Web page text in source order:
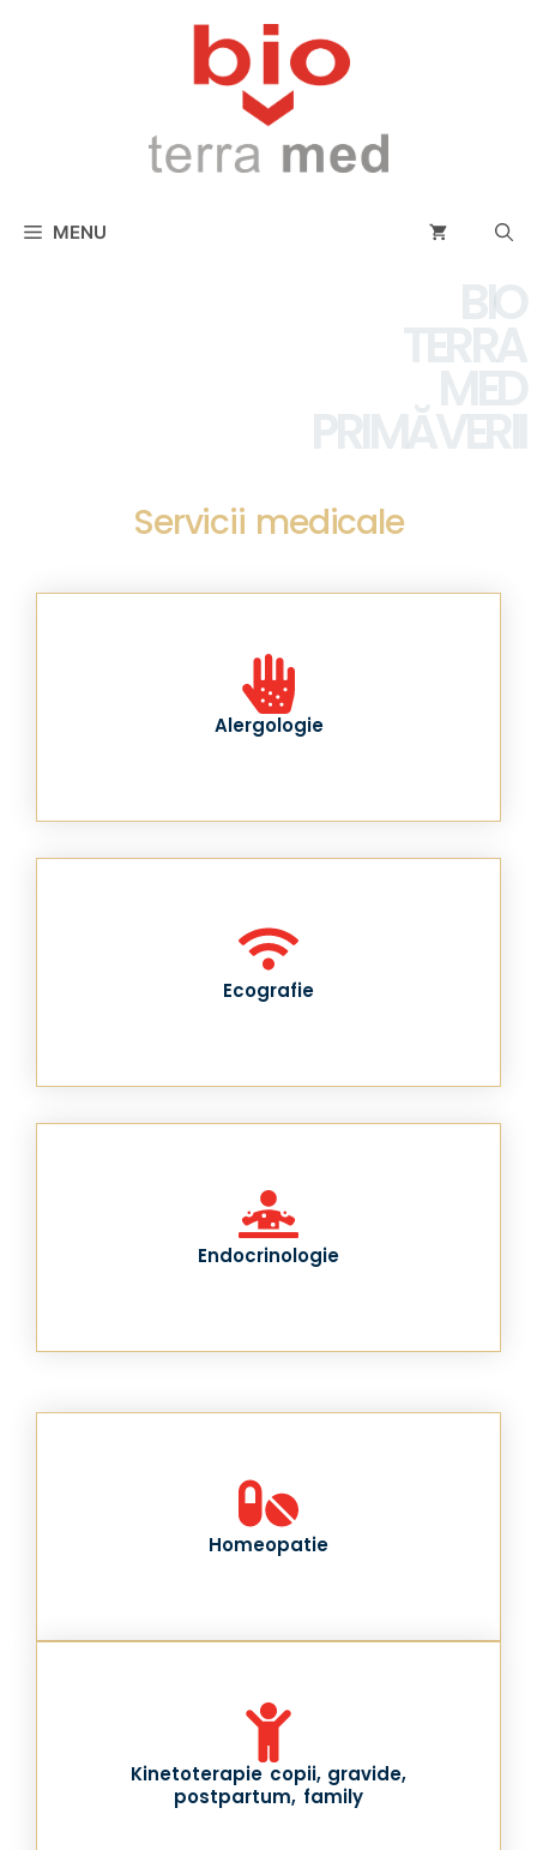
MENU
BIO
TERRA
PRIMĂVERII
Servicii medicale
Alergologie
Ecografie
Endocrinologie
Homeopatie
Kinetoterapie copii, gravide,
postpartum, family